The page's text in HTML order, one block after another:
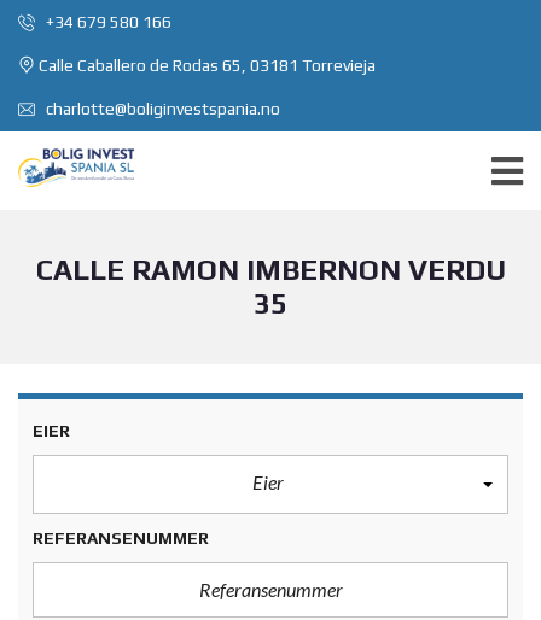
+34 679 580 166
Calle Caballero de Rodas 65, 03181 Torrevieja
charlotte@boliginvestspania.no
CALLE RAMON IMBERNON VERDU
35
EIER
Eier
REFERANSENUMMER